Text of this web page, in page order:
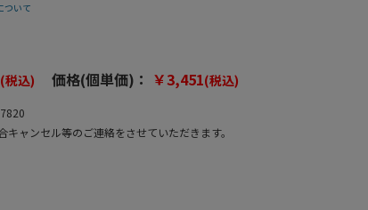
ついて
(税込) 価格(個単価)： ￥3,451(税込)
ャンセル等のご連絡をさせていただきます。